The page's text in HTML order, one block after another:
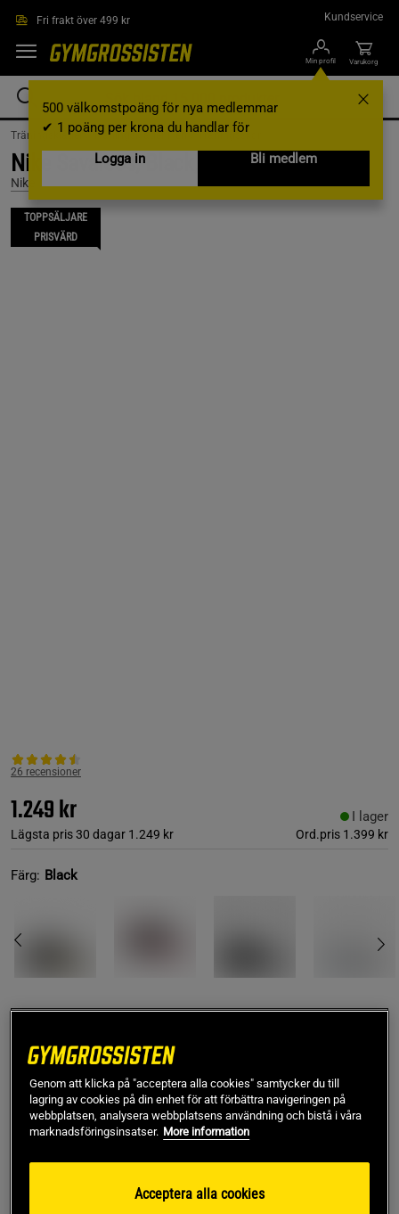
Fri frakt över 499 kr Kundservice
Min profil
500 välkomstpoäng för nya medlemmar
✔ 1 poäng per krona du handlar för
Logga in
Bli medlem
Varukorg
Träningskläder / Träningskläder Herr /Träningsskor
Nike Savaleos, Black, Stl 44
Nike
TOPPSÄLJARE
PRISVÄRD
26 recensioner
1.249 kr
Lägsta pris 30 dagar 1.249 kr Ord.pris 1.399 kr
I lager
Färg: Black
Lägg i varukorgen
Framröstad topprecension
Genom att klicka på "acceptera alla cookies" samtycker du till
lagring av cookies på din enhet för att förbättra navigeringen på
webbplatsen, analysera webbplatsens användning och bistå i våra
marknadsföringsinsatser. More information
Acceptera alla cookies